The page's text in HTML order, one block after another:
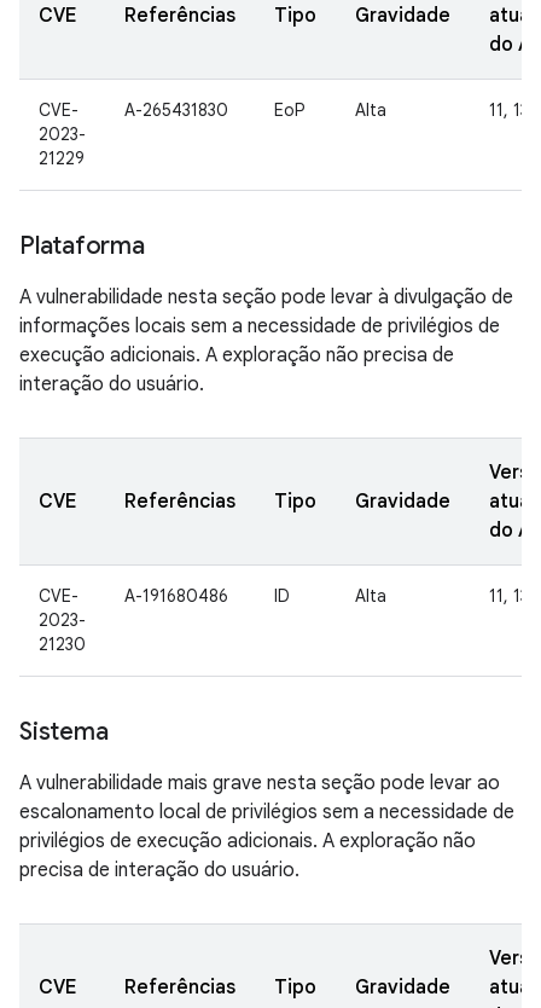
CVE Referências Tipo Gravidade
do
CVE-
2023-
21229
A-265431830 EoP Alta 11, 13
Plataforma
A vulnerabilidade nesta seção pode levar à divulgação de
informações locais sem a necessidade de privilégios de
execução adicionais. A exploração não precisa de
interação do usuário.
CVE Referências Tipo Gravidade
do
CVE-
2023-
21230
A-191680486 ID Alta 11, 13
Sistema
A vulnerabilidade mais grave nesta seção pode levar ao
escalonamento local de privilégios sem a necessidade de
privilégios de execução adicionais. A exploração não
precisa de interação do usuário.
CVE Referências Tipo Gravidade